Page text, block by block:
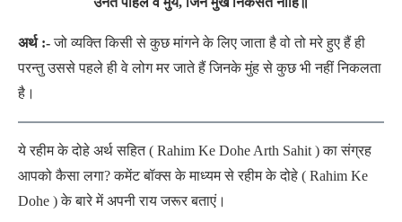
अर्थ :-जो व्यक्ति किसी से कुछ मांगने के लिए जाता है वो तो मरे हुए हैं ही
परन्तु उससे पहले ही वे लोग मर जाते हैं जिनके मुंह से कुछ भी नहीं निकलता
है।
ये रहीम के दोहे अर्थ सहित ( Rahim Ke Dohe Arth Sahit ) का संग्रह
आपको कैसा लगा? कमेंट बॉक्स के माध्यम से रहीम के दोहे ( Rahim Ke
Dohe ) के बारे में अपनी राय जरूर बताएं।